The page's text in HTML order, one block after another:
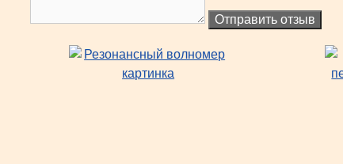
Отправить отзыв